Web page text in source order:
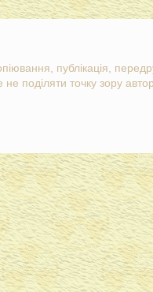
публікація,
поділяти точку зору